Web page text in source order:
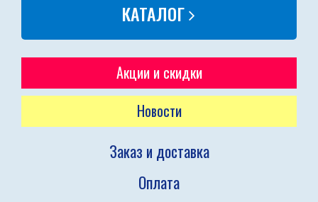
КАТАЛОГ
Акции и скидки
Новости
Заказ и доставка
Оплата